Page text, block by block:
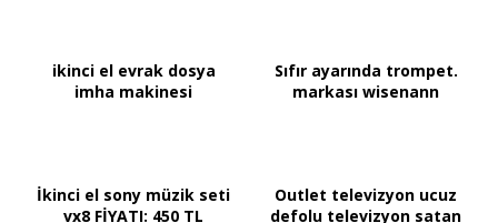
ikinci el evrak dosya
imha makinesi
Sıfır ayarında trompet.
markası wisenann
İkinci el sony müzik seti
vx8 FİYATI: 450 TL
Outlet televizyon ucuz
defolu televizyon satan